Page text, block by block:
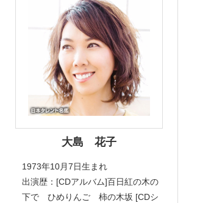
大島 花子
1973年10月7日生まれ
出演歴：[CDアルバム]百日紅の木の
下で ひめりんご 柿の木坂 [CDシ